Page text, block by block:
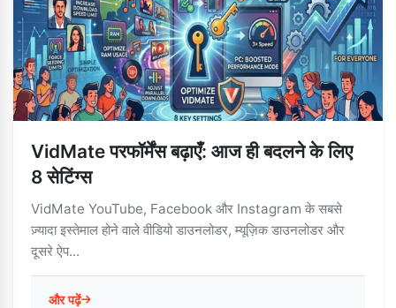
VidMate परफॉर्मेंस बढ़ाएँ: आज ही बदलने के लिए
8 सेटिंग्स
VidMate YouTube, Facebook और Instagram के सबसे
ज़्यादा इस्तेमाल होने वाले वीडियो डाउनलोडर, म्यूज़िक डाउनलोडर और
दूसरे ऐप...
और पढ़ें